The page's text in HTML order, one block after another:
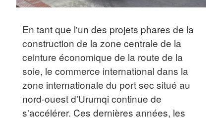
En tant que l'un des projets phares de la
construction de la zone centrale de la
ceinture économique de la route de la
soie, le commerce international dans la
zone internationale du port sec situé au
nord-ouest d'Urumqi continue de
s'accélérer. Ces dernières années, les